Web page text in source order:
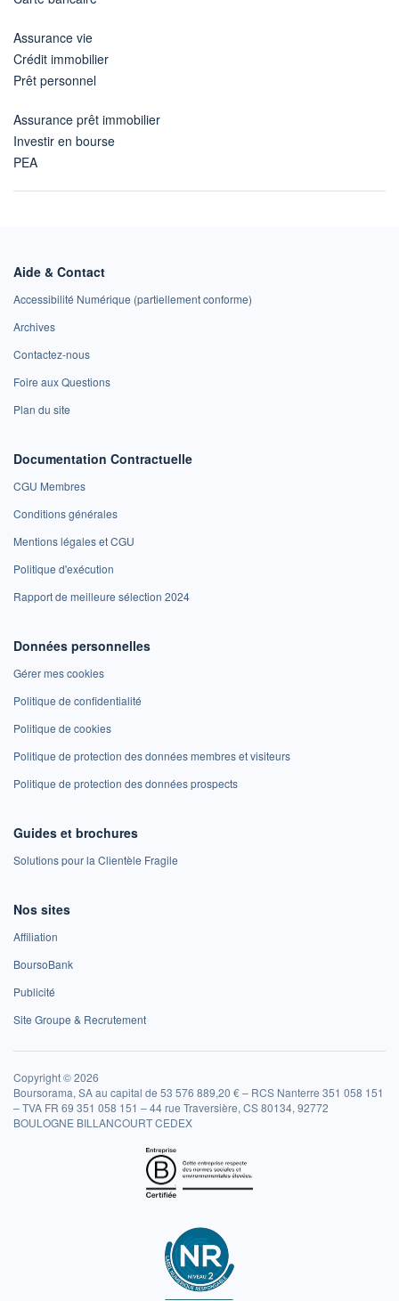
Assurance vie
Crédit immobilier
Prêt personnel
Assurance prêt immobilier
Investir en bourse
PEA
Aide & Contact
Accessibilité Numérique (partiellement conforme)
Archives
Contactez-nous
Foire aux Questions
Plan du site
Documentation Contractuelle
CGU Membres
Conditions générales
Mentions légales et CGU
Politique d'exécution
Rapport de meilleure sélection 2024
Données personnelles
Gérer mes cookies
Politique de confidentialité
Politique de cookies
Politique de protection des données membres et visiteurs
Politique de protection des données prospects
Guides et brochures
Solutions pour la Clientèle Fragile
Nos sites
Affiliation
BoursoBank
Publicité
Site Groupe & Recrutement
Copyright © 2026
Boursorama, SA au capital de 53 576 889,20 € – RCS Nanterre 351 058 151
– TVA FR 69 351 058 151 – 44 rue Traversière, CS 80134, 92772
BOULOGNE BILLANCOURT CEDEX